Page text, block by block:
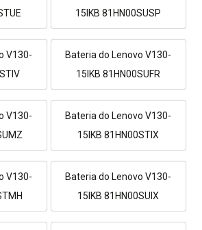
15IKB 81HN00SUSP
V130-
Bateria do Lenovo V130-
15IKB 81HN00SUFR
V130-
Bateria do Lenovo V130-
15IKB 81HN00STIX
V130-
Bateria do Lenovo V130-
15IKB 81HN00SUIX